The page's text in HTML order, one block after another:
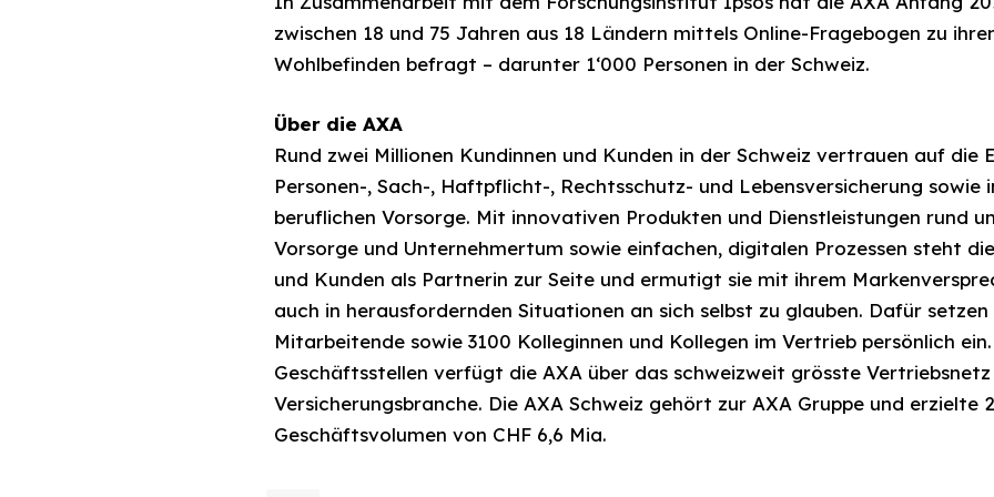
zwischen 18 und 75 Jahren aus 18 Ländern mittels Online-Fragebogen zu
Wohlbefinden befragt – darunter 1‘000 Personen in der Schweiz.
Über die AXA
Rund zwei Millionen Kundinnen und Kunden in der Schweiz vertrauen auf die
Personen-, Sach-, Haftpflicht-, Rechtsschutz- und Lebensversicherung sowie
beruflichen Vorsorge. Mit innovativen Produkten und Dienstleistungen rund
Vorsorge und Unternehmertum sowie einfachen, digitalen Prozessen steht
und Kunden als Partnerin zur Seite und ermutigt sie mit ihrem
auch in herausfordernden Situationen an sich selbst zu glauben. Dafür
Mitarbeitende sowie 3100 Kolleginnen und Kollegen im Vertrieb persönlich
Geschäftsstellen verfügt die AXA über das schweizweit grösste
Versicherungsbranche. Die AXA Schweiz gehört zur AXA Gruppe und erzielte
Geschäftsvolumen von CHF 6,6 Mia.